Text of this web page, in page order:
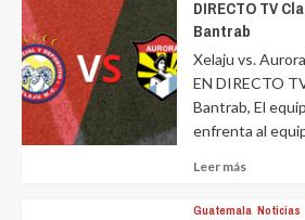
DIRECTO TV
Bantrab
Xelaju vs.
EN DIRECTO
Bantrab, El
enfrenta al
Leer másLeer
sobre
Guatemala Noticias